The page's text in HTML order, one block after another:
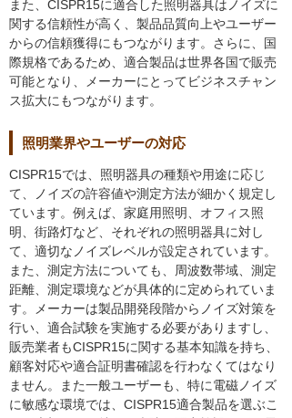
また、CISPR15に適合した照明器具はノイズに
関する信頼性が高く、製品品質向上やユーザー
からの信頼獲得にもつながります。さらに、国
際規格であるため、適合製品は世界各国で販売
可能となり、メーカーにとってビジネスチャン
ス拡大にもつながります。
照明業界やユーザーの対応
CISPR15では、照明器具の種類や用途に応じ
て、ノイズの許容値や測定方法が細かく規定し
ています。例えば、家庭用照明、オフィス照
明、街路灯など、それぞれの照明器具に対し
て、適切なノイズレベルが設定されています。
また、測定方法についても、周波数帯域、測定
距離、測定環境などが具体的に定められていま
す。メーカーは製品開発段階からノイズ対策を
行い、適合試験を実施する必要がありますし、
販売業者もCISPR15に関する基本知識を持ち、
顧客対応や適合証明書確認を行わなくてはなり
ません。また一般ユーザーも、特に電磁ノイズ
に敏感な環境では、CISPR15適合製品を選ぶこ